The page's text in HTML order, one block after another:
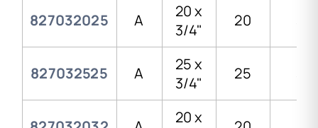
827032025 A
20 x
3/4"
20
827032525 A
25 x
3/4"
25
20 x